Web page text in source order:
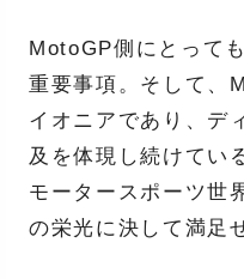
MotoGP側にとって
重要事項。そして、
イオニアであり、デ
及を体現し続けてい
モータースポーツ世
の栄光に決して満足